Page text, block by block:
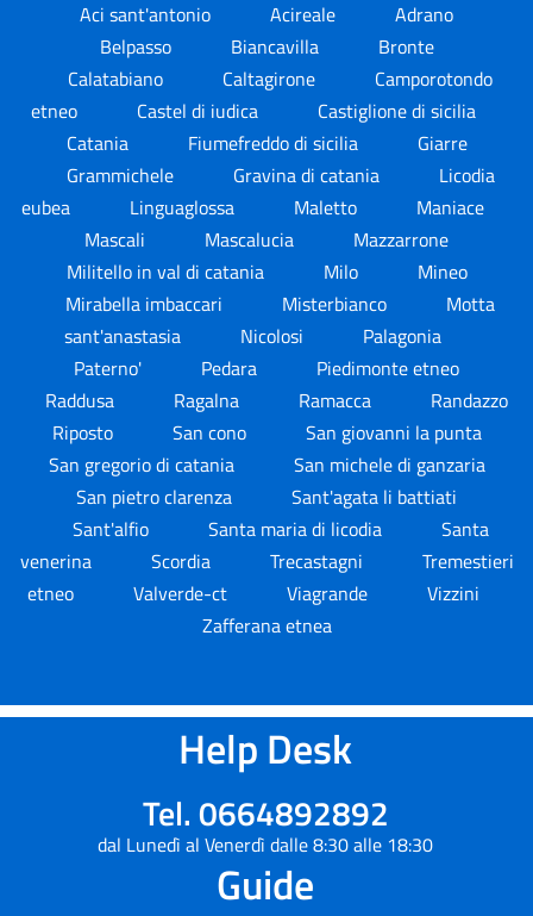
Aci sant'antonio
Acireale
Adrano
Belpasso
Biancavilla
Bronte
Calatabiano
Caltagirone
Camporotondo
etneo
Castel di iudica
Castiglione di sicilia
Catania
Fiumefreddo di sicilia
Giarre
Grammichele
Gravina di catania
Licodia
eubea
Linguaglossa Maletto
Maniace
Mascali
Mascalucia
Mazzarrone
Militello in val di catania
Milo
Mineo
Mirabella imbaccari
Misterbianco
Motta
sant'anastasia
Nicolosi
Palagonia
Paterno'
Pedara
Piedimonte etneo
Raddusa
Ragalna Ramacca
Randazzo
Riposto
San cono
San giovanni la punta
San gregorio di catania
San michele di ganzaria
San pietro clarenza
Sant'agata li battiati
Sant'alfio
Santa maria di licodia
Santa
venerina
Scordia Trecastagni
Tremestieri
etneo
Valverde-ct Viagrande
Vizzini
Zafferana etnea
Help Desk
Tel. 0664892892
dal Lunedì al Venerdì dalle 8:30 alle 18:30
Guide